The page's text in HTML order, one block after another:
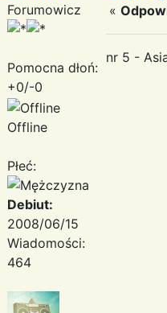
Forumowicz
Pomocna dłoń:
+0/-0
Offline
Płeć:
Debiut:
2008/06/15
Wiadomości:
464
«
nr 5 -